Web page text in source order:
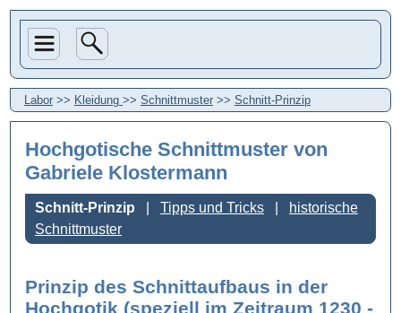
Labor >> Kleidung >> Schnittmuster >> Schnitt-Prinzip
Hochgotische Schnittmuster von
Gabriele Klostermann
Schnitt-Prinzip Tipps und Tricks
historische
Schnittmuster
Prinzip des Schnittaufbaus in der
Hochgotik (speziell im Zeitraum 1230 -